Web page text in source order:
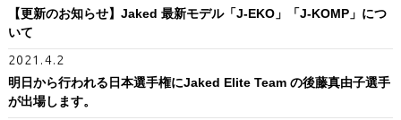
【更新のお知らせ】Jaked 最新モデル「J-EKO」「J‐KOMP」につ
いて
2021.4.2
明日から行われる日本選手権にJaked Elite Team の後藤真由子選手
が出場します。